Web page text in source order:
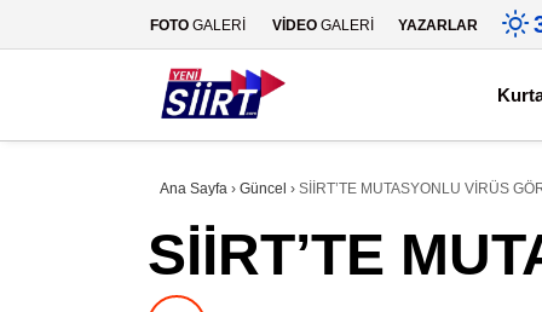
FOTO GALERİ VİDEO GALERİ YAZARLAR
Ana Sayfa › Güncel › SİİRT’TE MUTASYONLU VİRÜS
SİİRT’TE